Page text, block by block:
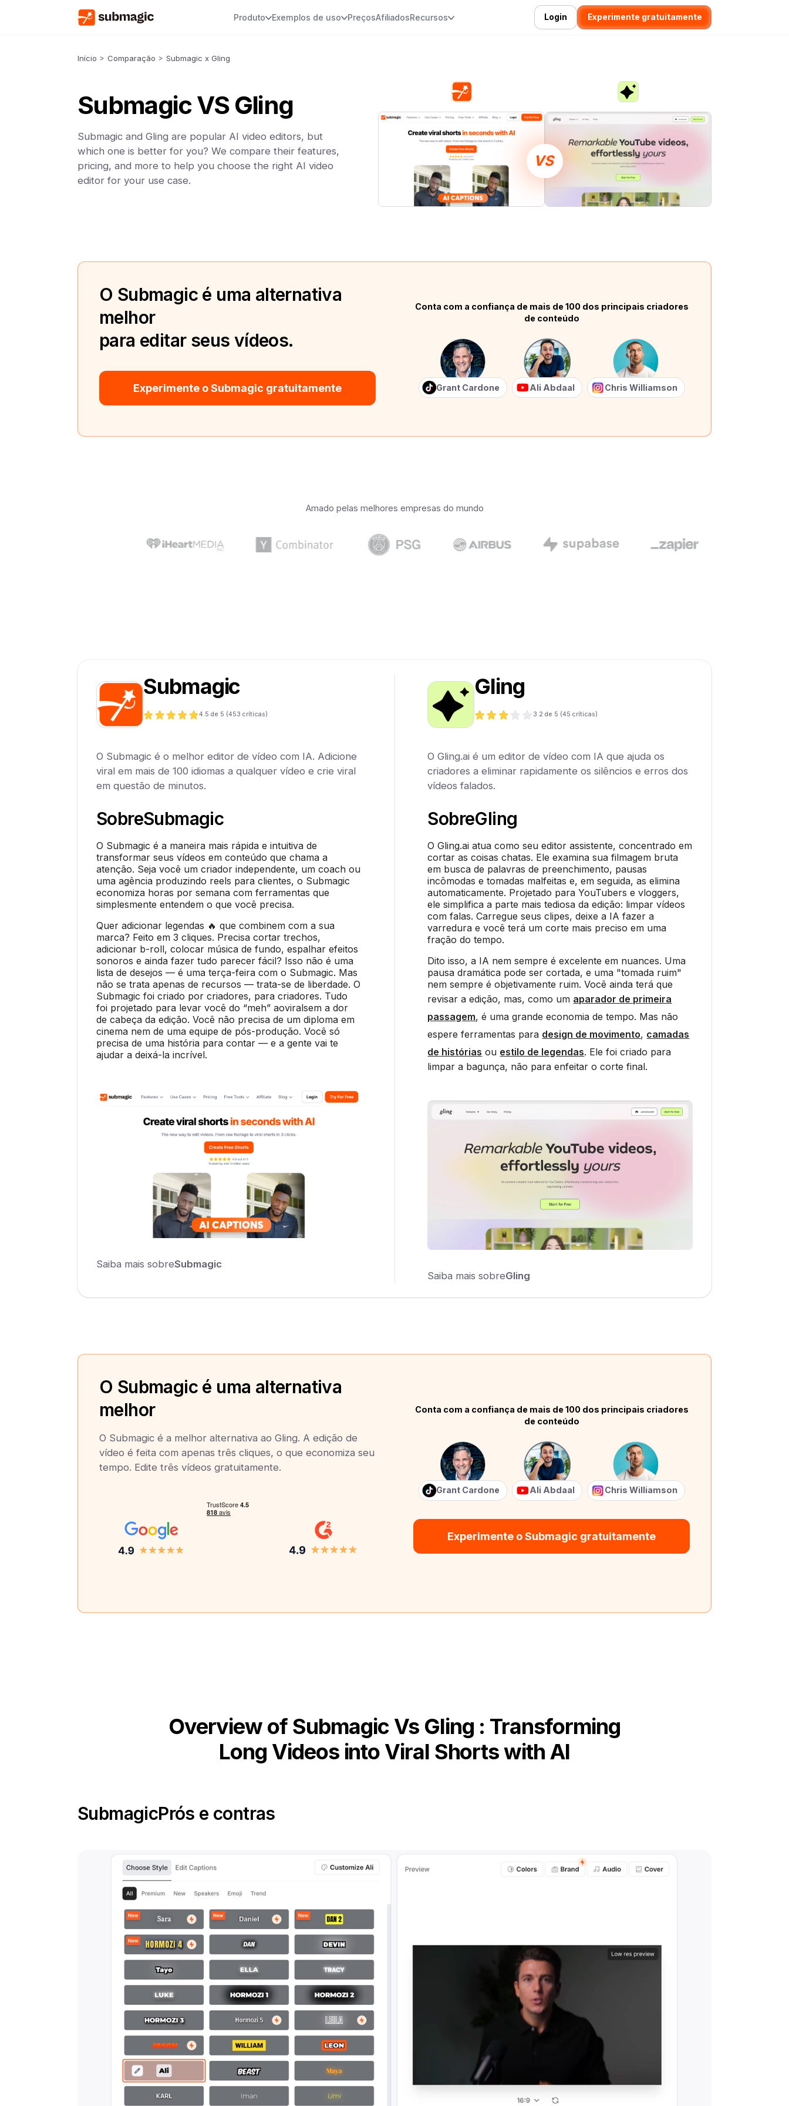
Produto Exemplos de uso PreçosAfiliadosRecursos Login Experimente gratuitamente
Início > Comparação > Submagic x Gling
Submagic VS Gling
Submagic and Gling are popular AI video editors, but
which one is better for you? We compare their features,
pricing, and more to help you choose the right AI video
editor for your use case.
VS
O Submagic é uma alternativa
melhor
para editar seus vídeos.
Experimente o Submagic gratuitamente
Conta com a confiança de mais de 100 dos principais criadores
de conteúdo
Grant Cardone Ali Abdaal Chris Williamson
Amado pelas melhores empresas do mundo
Submagic
4.5 de 5 (453 críticas)
O Submagic é o melhor editor de vídeo com IA. Adicione
viral em mais de 100 idiomas a qualquer vídeo e crie viral
em questão de minutos.
SobreSubmagic
O Submagic é a maneira mais rápida e intuitiva de
transformar seus vídeos em conteúdo que chama a
atenção. Seja você um criador independente, um coach ou
uma agência produzindo reels para clientes, o Submagic
economiza horas por semana com ferramentas que
simplesmente entendem o que você precisa.
Quer adicionar legendas 🔥 que combinem com a sua
marca? Feito em 3 cliques. Precisa cortar trechos,
adicionar b-roll, colocar música de fundo, espalhar efeitos
sonoros e ainda fazer tudo parecer fácil? Isso não é uma
lista de desejos — é uma terça-feira com o Submagic. Mas
não se trata apenas de recursos — trata-se de liberdade. O
Submagic foi criado por criadores, para criadores. Tudo
foi projetado para levar você do “meh” aoviralsem a dor
de cabeça da edição. Você não precisa de um diploma em
cinema nem de uma equipe de pós-produção. Você só
precisa de uma história para contar — e a gente vai te
ajudar a deixá-la incrível.
Saiba mais sobreSubmagic
Gling
3.2 de 5 (45 críticas)
O Gling.ai é um editor de vídeo com IA que ajuda os
criadores a eliminar rapidamente os silêncios e erros dos
vídeos falados.
SobreGling
O Gling.ai atua como seu editor assistente, concentrado em
cortar as coisas chatas. Ele examina sua filmagem bruta
em busca de palavras de preenchimento, pausas
incômodas e tomadas malfeitas e, em seguida, as elimina
automaticamente. Projetado para YouTubers e vloggers,
ele simplifica a parte mais tediosa da edição: limpar vídeos
com falas. Carregue seus clipes, deixe a IA fazer a
varredura e você terá um corte mais preciso em uma
fração do tempo.
Dito isso, a IA nem sempre é excelente em nuances. Uma
pausa dramática pode ser cortada, e uma "tomada ruim"
nem sempre é objetivamente ruim. Você ainda terá que
revisar a edição, mas, como um aparador de primeira
passagem, é uma grande economia de tempo. Mas não
espere ferramentas para design de movimento, camadas
de histórias ou estilo de legendas. Ele foi criado para
limpar a bagunça, não para enfeitar o corte final.
Saiba mais sobreGling
O Submagic é uma alternativa
melhor
O Submagic é a melhor alternativa ao Gling. A edição de
vídeo é feita com apenas três cliques, o que economiza seu
tempo. Edite três vídeos gratuitamente.
Conta com a confiança de mais de 100 dos principais criadores
de conteúdo
Grant Cardone Ali Abdaal Chris Williamson
Experimente o Submagic gratuitamente
Overview of Submagic Vs Gling : Transforming
Long Videos into Viral Shorts with AI
SubmagicPrós e contras